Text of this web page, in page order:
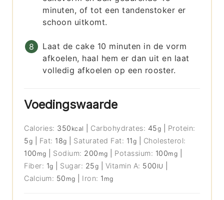
minuten, of tot een tandenstoker er
schoon uitkomt.
Laat de cake 10 minuten in de vorm
afkoelen, haal hem er dan uit en laat
volledig afkoelen op een rooster.
Voedingswaarde
Calories: 350 kcal Carbohydrates: 45g
Protein:
5g Fat: 18g Saturated Fat: 11g
Cholesterol:
100 mg Sodium: 200 mg Potassium: 100mg
Fiber: 1g Sugar: 25g Vitamin A: 500 IU
Calcium: 50 mg Iron: 1 mg